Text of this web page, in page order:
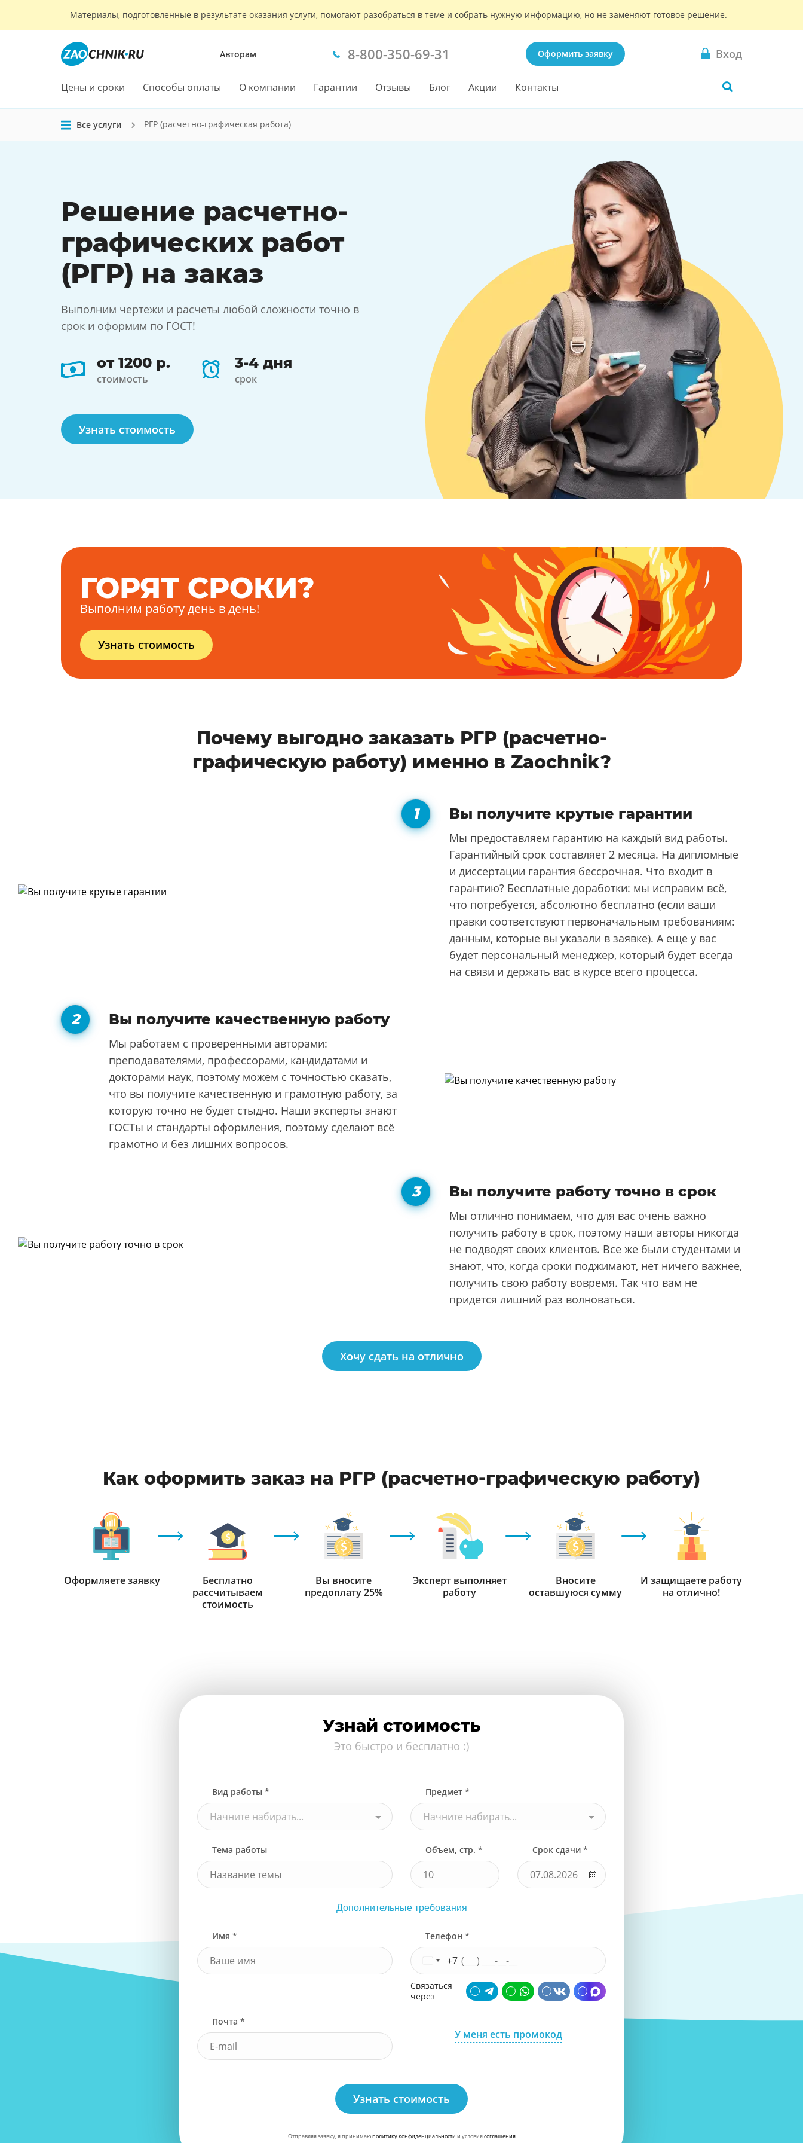
Материалы, подготовленные в результате оказания услуги, помогают разобраться в теме и собрать нужную информацию, но не заменяют готовое решение.
Авторам 8-800-350-69-31 Оформить заявку Вход
Цены и сроки Способы оплаты О компании Гарантии Отзывы Блог Акции Контакты
Все услуги РГР (расчетно-графическая работа)
Решение расчетно-
графических работ
(РГР) на заказ
Выполним чертежи и расчеты любой сложности точно в
срок и оформим по ГОСТ!
от 1200 р.
стоимость
3-4 дня
срок
Узнать стоимость
ГОРЯТ СРОКИ?
Выполним работу день в день!
Узнать стоимость
Почему выгодно заказать РГР (расчетно-
графическую работу) именно в Zaochnik?
Вы получите крутые гарантии
Мы предоставляем гарантию на каждый вид работы.
Гарантийный срок составляет 2 месяца. На дипломные
и диссертации гарантия бессрочная. Что входит в
гарантию? Бесплатные доработки: мы исправим всё,
что потребуется, абсолютно бесплатно (если ваши
правки соответствуют первоначальным требованиям:
данным, которые вы указали в заявке). А еще у вас
будет персональный менеджер, который будет всегда
на связи и держать вас в курсе всего процесса.
Вы получите качественную работу
Мы работаем с проверенными авторами:
преподавателями, профессорами, кандидатами и
докторами наук, поэтому можем с точностью сказать,
что вы получите качественную и грамотную работу, за
которую точно не будет стыдно. Наши эксперты знают
ГОСТы и стандарты оформления, поэтому сделают всё
грамотно и без лишних вопросов.
Вы получите работу точно в срок
Мы отлично понимаем, что для вас очень важно
получить работу в срок, поэтому наши авторы никогда
не подводят своих клиентов. Все же были студентами и
знают, что, когда сроки поджимают, нет ничего важнее,
получить свою работу вовремя. Так что вам не
придется лишний раз волноваться.
Хочу сдать на отлично
Как оформить заказ на РГР (расчетно-графическую работу)
Оформляете заявку
Бесплатно
рассчитываем
стоимость
Вы вносите
предоплату 25%
Эксперт выполняет
работу
Вносите
оставшуюся сумму
И защищаете работу
на отлично!
Узнай стоимость
Это быстро и бесплатно :)
Вид работы *
Начните набирать...
Предмет *
Начните набирать...
Тема работы Объем, стр. * Срок сдачи *
Дополнительные требования
Имя * Телефон *
+7
Связаться
через
Почта *
У меня есть промокод
Узнать стоимость
Отправляя заявку, я принимаюполитику конфиденциальности и условиясоглашения